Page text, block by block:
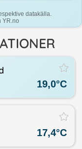
datakälla.
YR.no
19,0°C
17,4°C